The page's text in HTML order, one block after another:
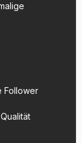
Follower